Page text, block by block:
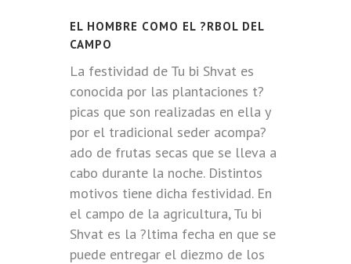
EL HOMBRE COMO EL ?RBOL DEL
CAMPO
La festividad de Tu bi Shvat es
conocida por las plantaciones t?
picas que son realizadas en ella y
por el tradicional seder acompa?
ado de frutas secas que se lleva a
cabo durante la noche. Distintos
motivos tiene dicha festividad. En
el campo de la agricultura, Tu bi
Shvat es la ?ltima fecha en que se
puede entregar el diezmo de los